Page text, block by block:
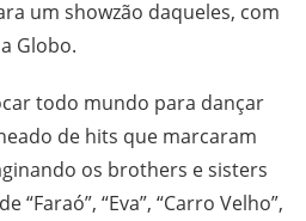
um showzão daqueles, com
Globo.
todo mundo para dançar
de hits que marcaram
os brothers e sisters
“Faraó”, “Eva”, “Carro Velho”,